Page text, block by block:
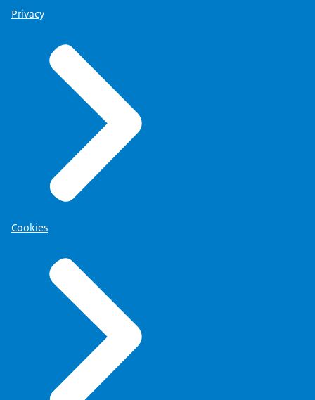
Privacy
Cookies